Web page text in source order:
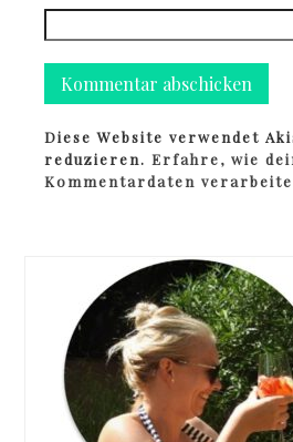
Diese Website verwendet
reduzieren.Erfahre, wie
Kommentardaten